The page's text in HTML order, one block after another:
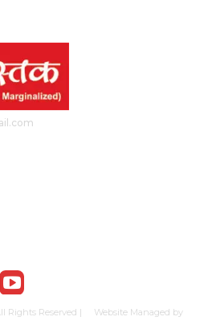
Rights Reserved | Website Managed by